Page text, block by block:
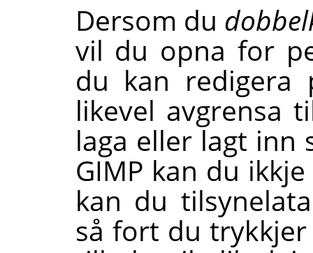
Dersom du
vil du opna for
du kan redigera
likevel avgrensa
laga eller lagt inn
GIMP kan du
kan du
så fort du